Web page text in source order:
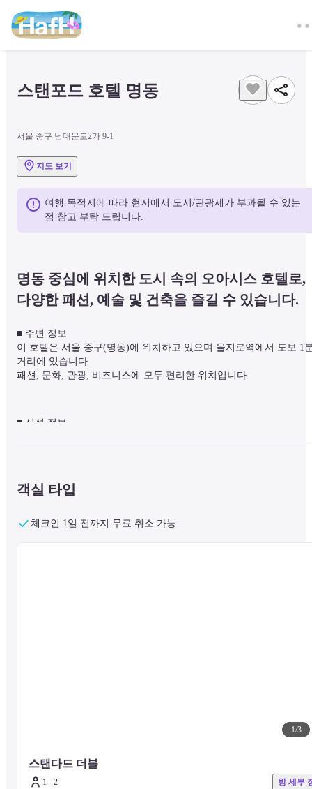
스탠포드 호텔 명동
서울 중구 남대문로2가 9-1
지도 보기
여행 목적지에 따라 현지에서 도시/관광세가 부과될 수 있는
점 참고 부탁 드립니다.
명동 중심에 위치한 도시 속의 오아시스 호텔로,
다양한 패션, 예술 및 건축을 즐길 수 있습니다.
■ 주변 정보
이 호텔은 서울 중구(명동)에 위치하고 있으며 을지로역에서 도보 1
거리에 있습니다.
패션, 문화, 관광, 비즈니스에 모두 편리한 위치입니다.
■ 시설 정보
을 경험할 수 있습니다.
합니다.
기타 시설 및 서비스에 대한 문의는 호텔 공식 웹사이트를 확인하거
호텔로 직접 문의 주시기 바랍니다.
객실 타입
체크인 1일 전까지 무료 취소 가능
1/3
스탠다드 더블
1 - 2 방 세부